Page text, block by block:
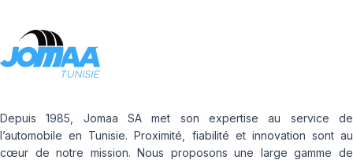
Depuis 1985, Jomaa SA met son expertise au service de
l’automobile en Tunisie. Proximité, fiabilité et innovation sont au
cœur de notre mission. Nous proposons une large gamme de